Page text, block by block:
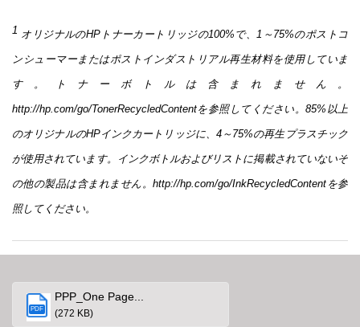
1 オリジナルのHPトナーカートリッジの100% で、1 ～75%のポストコ
ンシューマーまたはポストインダストリアル再生材料を使用していま
す。トナーボトルは含まれません。
http://hp.com/go/TonerRecycledContentを参照してください。85% 以上
のオリジナルのHPインクカートリッジに、 4～75%の再生プラスチック
が使用されています。インクボトルおよびリストに掲載されていないそ
の他の製品は含まれません。http://hp.com/go/InkRecycledContent を参
照してください。
PDF
PPP_One Page...
(272 KB)